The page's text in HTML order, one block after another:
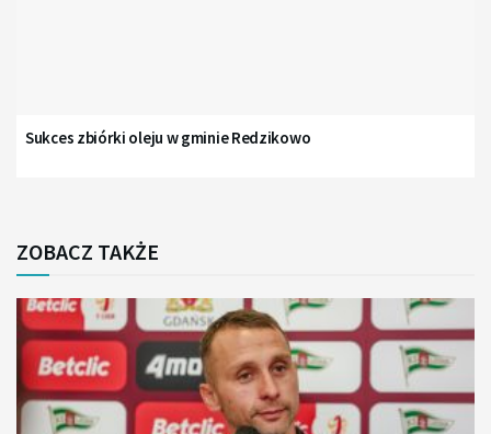
Sukces zbiórki oleju w gminie Redzikowo
ZOBACZ TAKŻE